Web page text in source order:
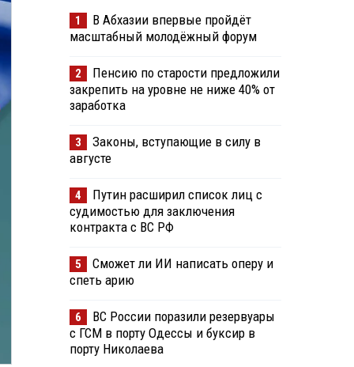
1
В Абхазии впервые пройдёт
масштабный молодёжный форум
2
Пенсию по старости предложили
закрепить на уровне не ниже 40% от
заработка
3
Законы, вступающие в силу в
августе
4
Путин расширил список лиц с
судимостью для заключения
контракта с ВС РФ
5
Сможет ли ИИ написать оперу и
спеть арию
6
ВС России поразили резервуары
с ГСМ в порту Одессы и буксир в
порту Николаева